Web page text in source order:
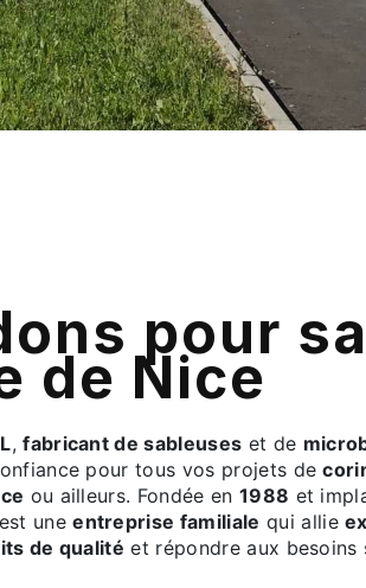
de Nice
,fabricant de sableuses et de
pour tous vos projets de
ou ailleurs. Fondée en 1988 et
est uneentreprise familiale qui allie
de qualité et répondre aux besoins